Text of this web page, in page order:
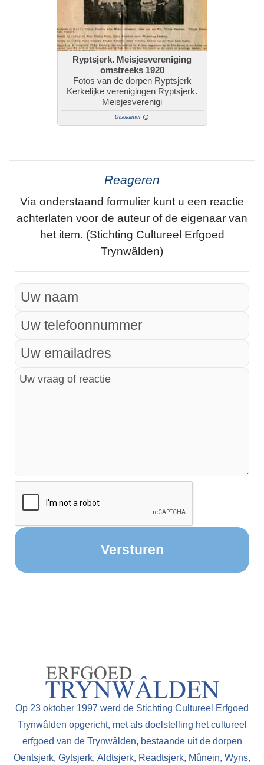
Ryptsjerk. Meisjesvereniging
omstreeks 1920
Fotos van de dorpen Ryptsjerk
Kerkelijke verenigingen Ryptsjerk.
Meisjesverenigi
Disclaimer
Reageren
Via onderstaand formulier kunt u een reactie
achterlaten voor de auteur of de eigenaar van
het item. (Stichting Cultureel Erfgoed
Trynwâlden)
Op 23 oktober 1997 werd de Stichting Cultureel Erfgoed
Trynwâlden opgericht, met als doelstelling het cultureel
erfgoed van de Trynwâlden, bestaande uit de dorpen
Oentsjerk, Gytsjerk, Aldtsjerk, Readtsjerk, Mûnein, Wyns,